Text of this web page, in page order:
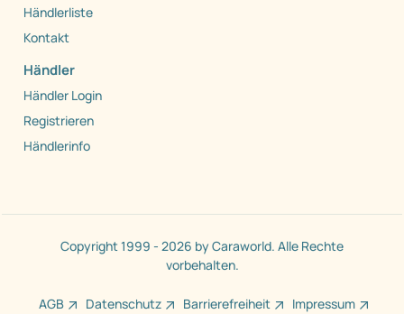
Händlerliste
Kontakt
Händler
Händler Login
Registrieren
Händlerinfo
Copyright 1999 - 2026 by Caraworld. Alle Rechte
vorbehalten.
AGB Datenschutz Barrierefreiheit Impressum